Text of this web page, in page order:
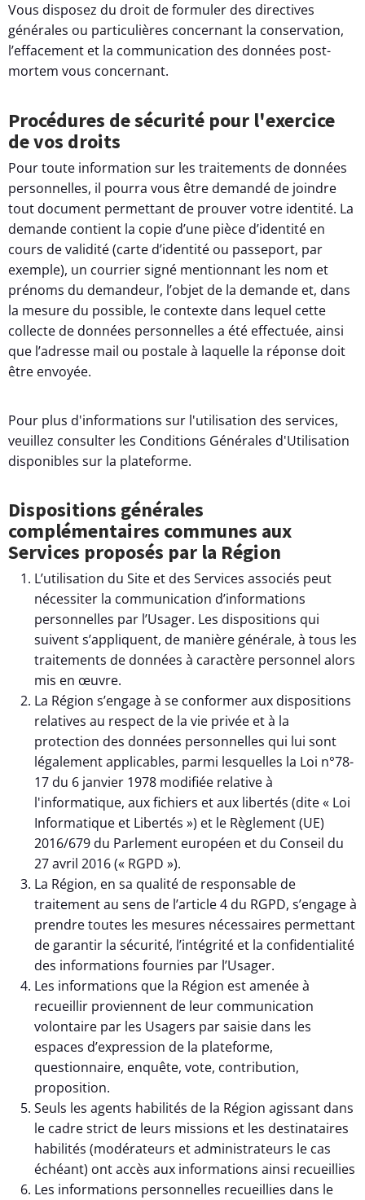
Vous disposez du droit de formuler des directives
générales ou particulières concernant la conservation,
l’effacement et la communication des données post-
mortem vous concernant.
Procédures de sécurité pour l'exercice
de vos droits
Pour toute information sur les traitements de données
personnelles, il pourra vous être demandé de joindre
tout document permettant de prouver votre identité. La
demande contient la copie d’une pièce d’identité en
cours de validité (carte d’identité ou passeport, par
exemple), un courrier signé mentionnant les nom et
prénoms du demandeur, l’objet de la demande et, dans
la mesure du possible, le contexte dans lequel cette
collecte de données personnelles a été effectuée, ainsi
que l’adresse mail ou postale à laquelle la réponse doit
être envoyée.
Pour plus d'informations sur l'utilisation des services,
veuillez consulter les Conditions Générales d'Utilisation
disponibles sur la plateforme.
Dispositions générales
complémentaires communes aux
Services proposés par la Région
L’utilisation du Site et des Services associés peut
nécessiter la communication d’informations
personnelles par l’Usager. Les dispositions qui
suivent s’appliquent, de manière générale, à tous les
traitements de données à caractère personnel alors
mis en œuvre.
La Région s’engage à se conformer aux dispositions
relatives au respect de la vie privée et à la
protection des données personnelles qui lui sont
légalement applicables, parmi lesquelles la Loi n°78-
17 du 6 janvier 1978 modifiée relative à
l'informatique, aux fichiers et aux libertés (dite « Loi
Informatique et Libertés ») et le Règlement (UE)
2016/679 du Parlement européen et du Conseil du
27 avril 2016 (« RGPD »).
La Région, en sa qualité de responsable de
traitement au sens de l’article 4 du RGPD, s’engage à
prendre toutes les mesures nécessaires permettant
de garantir la sécurité, l’intégrité et la confidentialité
des informations fournies par l’Usager.
Les informations que la Région est amenée à
recueillir proviennent de leur communication
volontaire par les Usagers par saisie dans les
espaces d’expression de la plateforme,
questionnaire, enquête, vote, contribution,
proposition.
Seuls les agents habilités de la Région agissant dans
le cadre strict de leurs missions et les destinataires
habilités (modérateurs et administrateurs le cas
échéant) ont accès aux informations ainsi recueillies
Les informations personnelles recueillies dans le